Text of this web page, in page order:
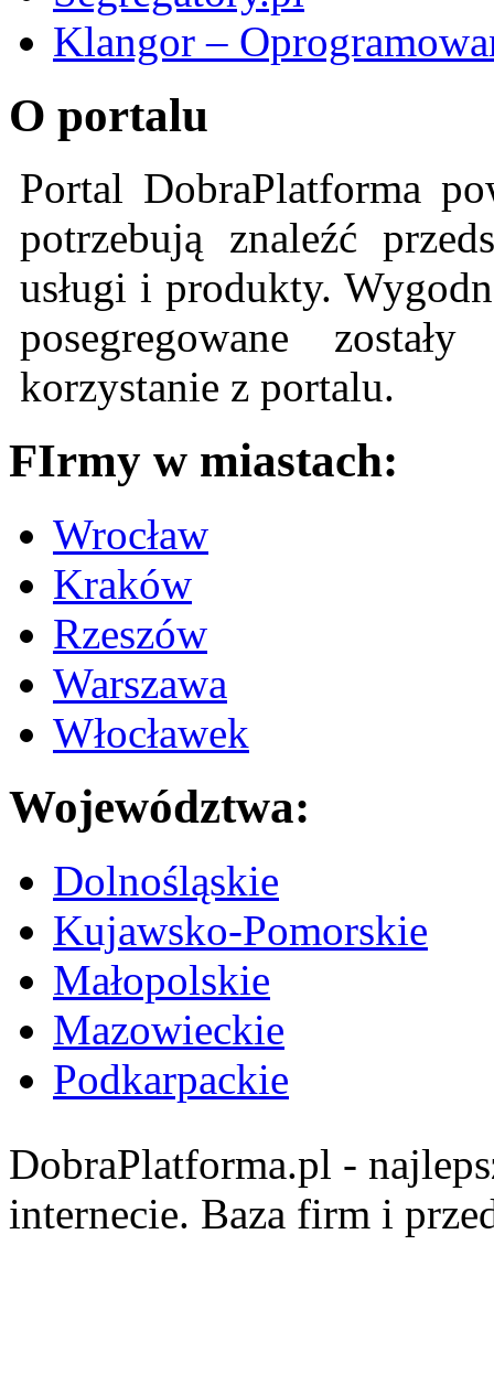
Klangor –
O portalu
Portal DobraPlatforma
potrzebują znaleźć
usługi i produkty.
posegregowane
korzystanie z portalu.
FIrmy w miastach:
Wrocław
Kraków
Rzeszów
Warszawa
Włocławek
Województwa:
Dolnośląskie
Kujawsko-Pomorskie
Małopolskie
Mazowieckie
Podkarpackie
DobraPlatforma.pl -
internecie. Baza firm i